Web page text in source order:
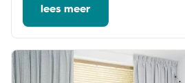
lees meer